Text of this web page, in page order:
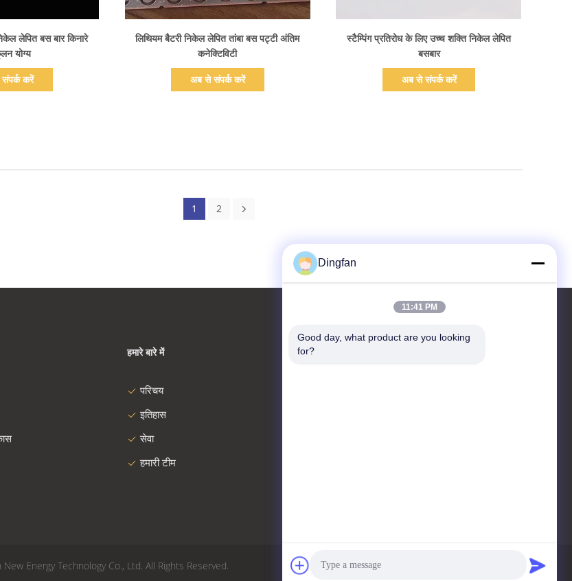
का विवरण
लेपित बस बार किनारे
योग्य
करें
प्रदर्शन का विवरण
लिथियम बैटरी निकेल लेपित तांबा बस पट्टी अंतिम
कनेक्टिविटी
अब से संपर्क करें
प्रदर्शन का विवरण
स्टैम्पिंग प्रतिरोध के लिए उच्च शक्ति निकेल लेपित
बसबार
अब से संपर्क करें
1 2
हमारे बारे में
परिचय
इतिहास
सेवा
हमारी टीम
गोपनीयता नीति
New Energy Technology Co., Ltd. All Rights Reserved.
Dingfan
11:41 PM
Good day, what product are you looking
for?